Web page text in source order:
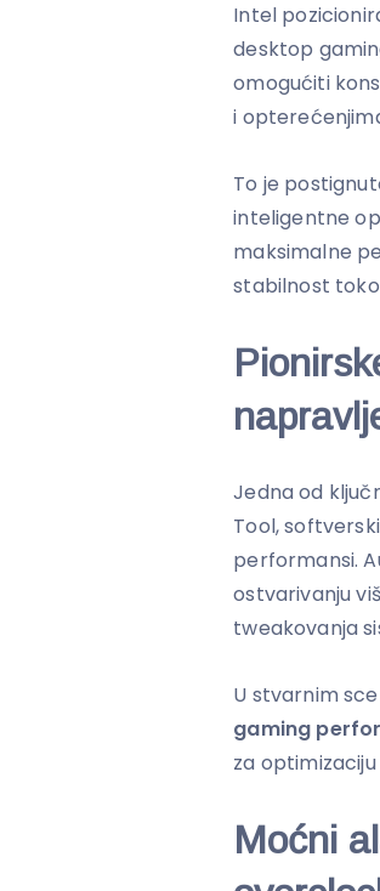
Intel
desktop
omogućiti
i
To je
inteligentne
maksimalne
stabilnost
Jedna od
Tool,
performansi.
ostvarivanju
tweakovanja
U stvarnim
gaming
za
Moćni